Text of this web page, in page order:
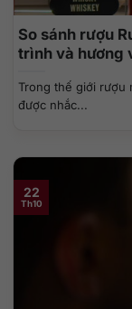
So sánh rượu
trình và hương
Trong thế giới rượu
được nhắc...
22
Th10